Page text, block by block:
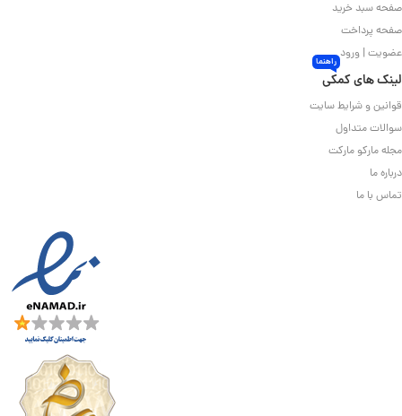
صفحه سبد خرید
صفحه پرداخت
عضویت | ورود
لینک های کمکی
راهنما
قوانین و شرایط سایت
سوالات متداول
مجله مارکو مارکت
درباره ما
تماس با ما